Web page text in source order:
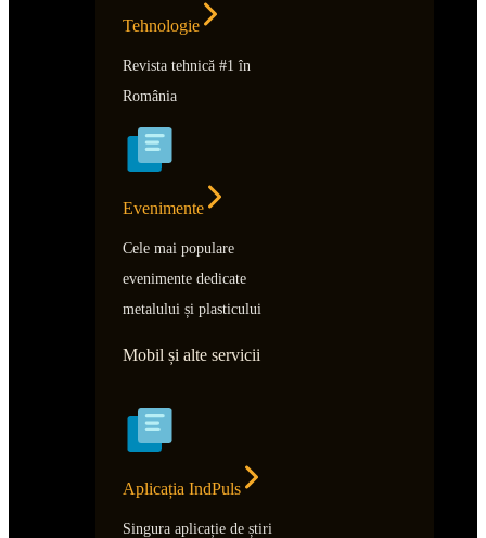
Tehnologie
Revista tehnică #1 în
România
Evenimente
Cele mai populare
evenimente dedicate
metalului și plasticului
Mobil și alte servicii
Aplicația IndPuls
Singura aplicație de știri